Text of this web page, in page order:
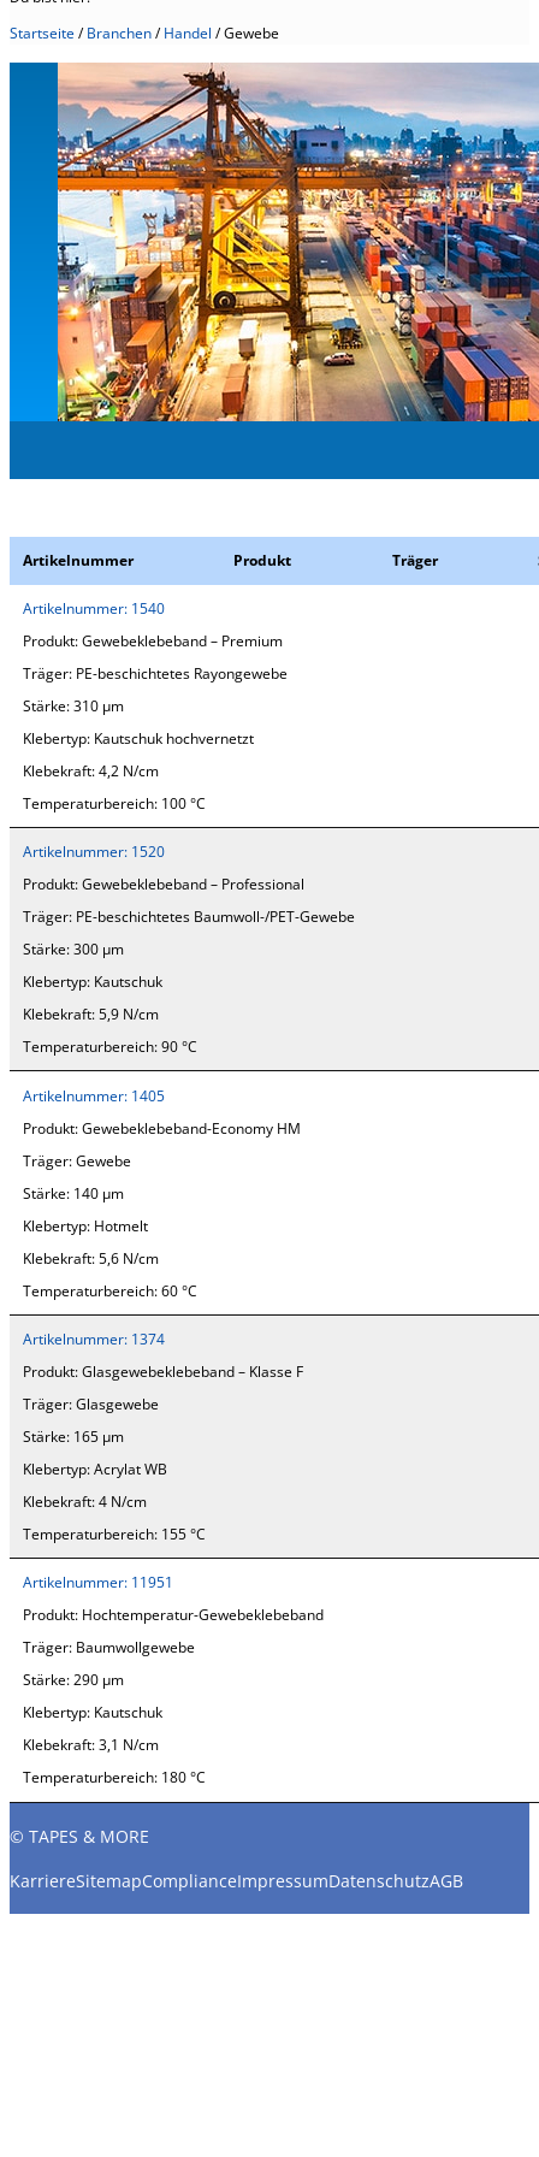
Startseite/Branchen/Handel /Gewebe
Artikelnummer Produkt Träger
Artikelnummer: 1540
Produkt:Gewebeklebeband – Premium
Träger: PE-beschichtetes Rayongewebe
Stärke:310 µm
Klebertyp: Kautschuk hochvernetzt
Klebekraft:4,2 N/cm
Temperaturbereich: 100 °C
Artikelnummer: 1520
Produkt:Gewebeklebeband – Professional
Träger: PE-beschichtetes Baumwoll-/PET-Gewebe
Stärke:300 µm
Klebertyp: Kautschuk
Klebekraft:5,9 N/cm
Temperaturbereich:90 °C
Artikelnummer: 1405
Produkt:Gewebeklebeband-Economy HM
Träger:Gewebe
Stärke: 140 µm
Klebertyp: Hotmelt
Klebekraft: 5,6 N/cm
Temperaturbereich:60 °C
Artikelnummer: 1374
Produkt:Glasgewebeklebeband – Klasse F
Träger:Glasgewebe
Stärke: 165 µm
Klebertyp:Acrylat WB
Klebekraft:4 N/cm
Temperaturbereich: 155 °C
Artikelnummer: 11951
Produkt: Hochtemperatur-Gewebeklebeband
Träger: Baumwollgewebe
Stärke:290 µm
Klebertyp: Kautschuk
Klebekraft:3,1 N/cm
Temperaturbereich: 180 °C
© TAPES & MORE
KarriereSitemapComplianceImpressumDatenschutzAGB